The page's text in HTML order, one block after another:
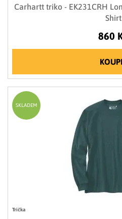
Carhartt triko - EK231CRH
Shirt
860
Trička
SKLADEM